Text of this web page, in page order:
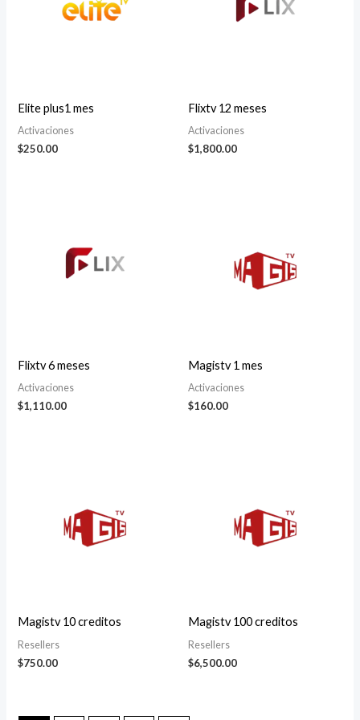
Elite plus1 mes
Activaciones
$250.00
Flixtv 12 meses
Activaciones
$1,800.00
Flixtv 6 meses
Activaciones
$1,110.00
Magistv 1 mes
Activaciones
$160.00
Magistv 10 creditos
Resellers
$750.00
Magistv 100 creditos
Resellers
$6,500.00